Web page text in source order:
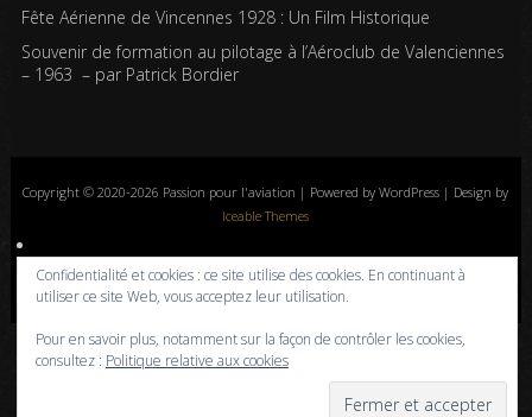
Fête Aérienne de Vincennes 1928 : Un Film Historique
Souvenir de formation au pilotage à l’Aéroclub de Valenciennes
– 1963 – par Patrick Bordier
Copyright © 2020-2026 Passion pour l'aviation | Powered by WordPress | Design by
Iceable Themes
Accueil Blog Albums photos Histoires de l’aviation
Contrôle aérien
Livres
Liens A propos Contact Politique de confidentialité
Confidentialité et cookies : ce site utilise des cookies. En continuant à
utiliser ce site Web, vous acceptez leur utilisation.
Pour en savoir plus, notamment sur la façon de contrôler les cookies,
consultez : Politique relative aux cookies